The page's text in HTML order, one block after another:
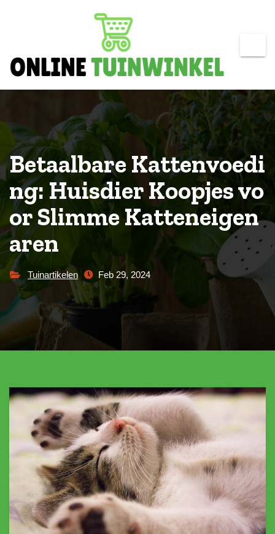
Betaalbare Kattenvoedi
ng: Huisdier Koopjes vo
or Slimme Katteneigen
aren
Tuinartikelen Feb 29, 2024